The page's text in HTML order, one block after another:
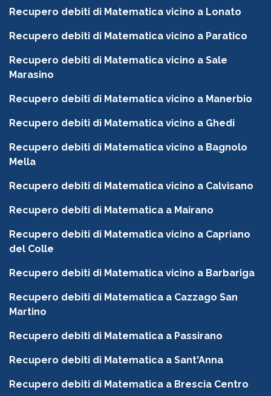
Recupero debiti di Matematica vicino a Lonato
Recupero debiti di Matematica vicino a Paratico
Recupero debiti di Matematica vicino a Sale
Marasino
Recupero debiti di Matematica vicino a Manerbio
Recupero debiti di Matematica vicino a Ghedi
Recupero debiti di Matematica vicino a Bagnolo
Mella
Recupero debiti di Matematica vicino a Calvisano
Recupero debiti di Matematica a Mairano
Recupero debiti di Matematica vicino a Capriano
del Colle
Recupero debiti di Matematica vicino a Barbariga
Recupero debiti di Matematica a Cazzago San
Martino
Recupero debiti di Matematica a Passirano
Recupero debiti di Matematica a Sant'Anna
Recupero debiti di Matematica a Brescia Centro